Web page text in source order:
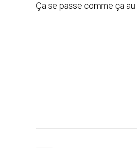
Ça se passe comme ça au